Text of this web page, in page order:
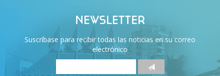
NEWSLETTER
Suscríbase para recibir todas las noticias en su correo
electrónico